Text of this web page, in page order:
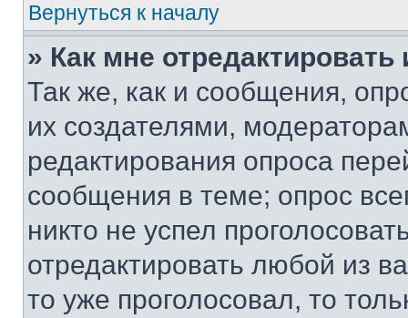
Вернуться к началу
» Как мне
Так же, как и сообщения,
их создателями,
редактирования опроса
сообщения в теме; опрос
никто не успел
отредактировать любой из
то уже проголосовал, то